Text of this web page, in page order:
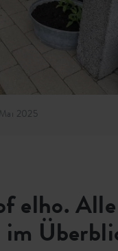
2025
elho.
im